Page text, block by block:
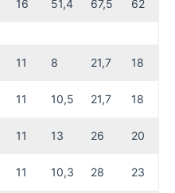
16 51,4 67,5 62
11 8 21,7 18
11 10,5 21,7 18
11 13 26 20
11 10,3 28 23